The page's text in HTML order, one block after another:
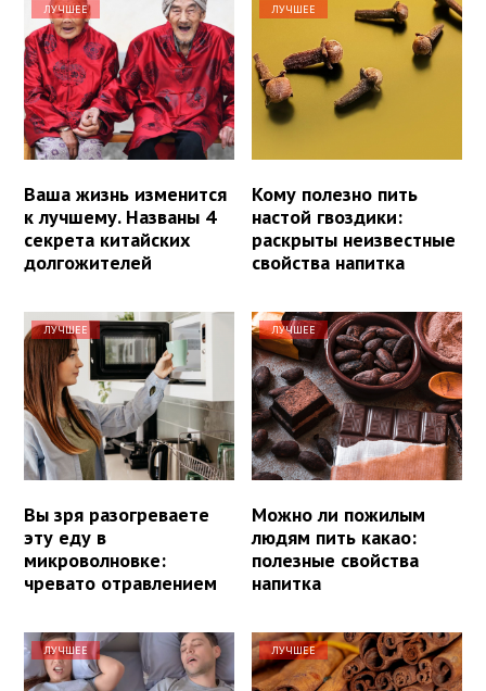
ЛУЧШЕЕ
Ваша жизнь изменится
к лучшему. Названы 4
секрета китайских
долгожителей
ЛУЧШЕЕ
Кому полезно пить
настой гвоздики:
раскрыты неизвестные
свойства напитка
ЛУЧШЕЕ
Вы зря разогреваете
эту еду в
микроволновке:
чревато отравлением
ЛУЧШЕЕ
Можно ли пожилым
людям пить какао:
полезные свойства
напитка
ЛУЧШЕЕ ЛУЧШЕЕ